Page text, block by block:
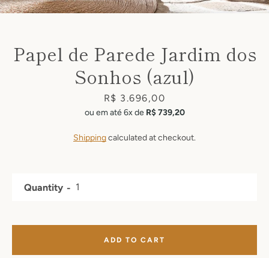
Papel de Parede Jardim dos
Sonhos (azul)
Price
R$ 3.696,00
ou em até 6x de R$ 739,20
Shippingcalculated at checkout.
Quantity
ADD TO CART